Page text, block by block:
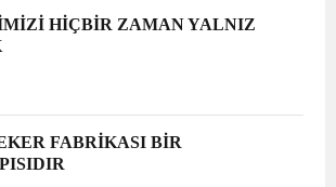
HİÇBİR ZAMAN YALNIZ
FABRİKASI BİR